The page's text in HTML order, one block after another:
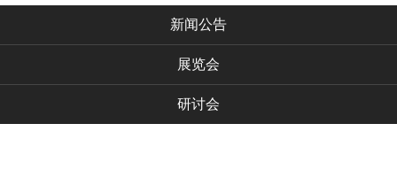
新闻公告
展览会
研讨会